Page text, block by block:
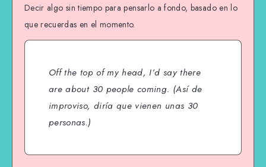
Decir algo sin tiempo para pensarlo a fondo, basado en lo
que recuerdas en el momento.
Off the top of my head, I’d say there
are about 30 people coming. (Así de
improviso, diría que vienen unas 30
personas.)